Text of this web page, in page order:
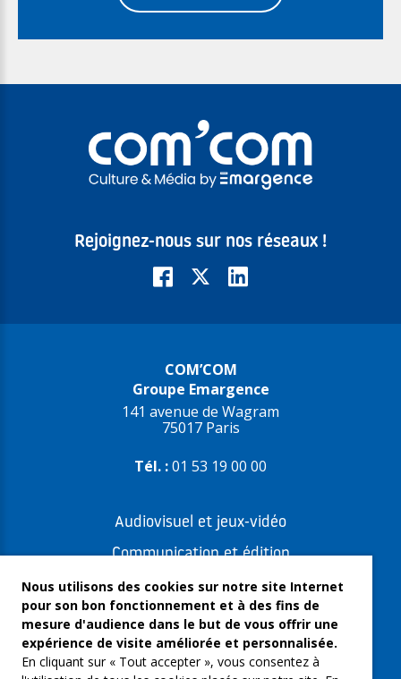
Rejoignez-nous sur nos réseaux !
COM’COM
Groupe Emargence
141 avenue de Wagram
75017 Paris
Tél. :01 53 19 00 00
Audiovisuel et jeux-vidéo
Communication et édition
Freelances et artistes-auteurs
Musique et spectacles
Qui sommes-nous ?
Nous utilisons des cookies sur notre site Internet
pour son bon fonctionnement et à des fins de
mesure d'audience dans le but de vous offrir une
expérience de visite améliorée et personnalisée.
En cliquant sur « Tout accepter », vous consentez à